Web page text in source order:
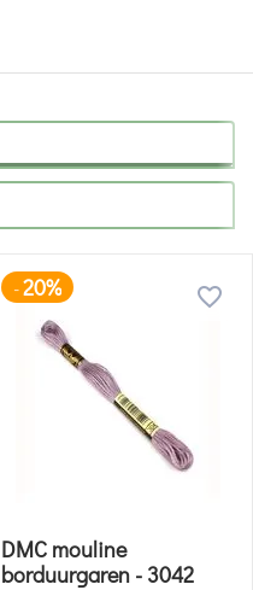
-20%
DMC mouline
borduurgaren - 3042